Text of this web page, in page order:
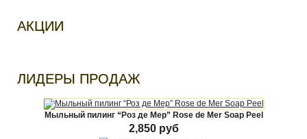
АКЦИИ
ЛИДЕРЫ ПРОДАЖ
Мыльный пилинг “Роз де Мер” Rose de Mer Soap Peel
2,850 руб